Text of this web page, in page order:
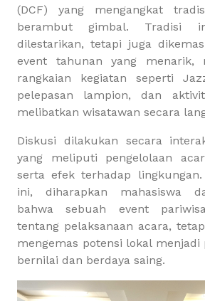
(DCF) yang mengangkat
berambut gimbal. Tradisi
dilestarikan, tetapi juga
event tahunan yang menarik,
rangkaian kegiatan seperti
pelepasan lampion, dan
melibatkan wisatawan secara
Diskusi dilakukan secara
yang meliputi pengelolaan
serta efek terhadap
ini, diharapkan mahasiswa
bahwa sebuah event
tentang pelaksanaan acara,
mengemas potensi lokal menjadi
bernilai dan berdaya saing.